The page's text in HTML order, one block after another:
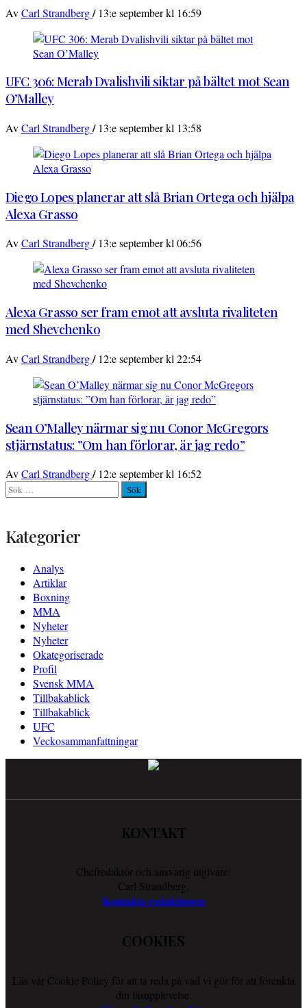
AvCarl Strandberg/ 13:e september kl 16:59
UFC 306: Merab Dvalishvili siktar på bältet mot Sean
O’Malley
AvCarl Strandberg/ 13:e september kl 13:58
Diego Lopes planerar att slå Brian Ortega och hjälpa
Alexa Grasso
AvCarl Strandberg/ 13:e september kl 06:56
Alexa Grasso ser fram emot att avsluta rivaliteten
med Shevchenko
AvCarl Strandberg/ 12:e september kl 22:54
Sean O’Malley närmar sig nu Conor McGregors
stjärnstatus: ”Om han förlorar, är jag redo”
AvCarl Strandberg/ 12:e september kl 16:52
Sök
efter:
Kategorier
Analys
Artiklar
Boxning
MMA
Nyheter
Nyheter
Okategoriserade
Profil
Svensk MMA
Tillbakablick
Tillbakablick
UFC
Veckosammanfattningar
KONTAKT
Chefredaktör och ansvarig utgivare:
Carl Strandberg.
Kontakta redaktionen
COOKIES
Läs vår Cookie Policy för att ta reda på vad vi gör för att förenkla
din läsupplevelse.